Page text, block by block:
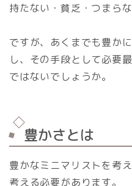
持たない・貧乏・つまら
ですが、あくまでも豊か
し、その手段として必要
ではないでしょうか。
豊かさとは
豊かなミニマリストを考
考える必要があります。